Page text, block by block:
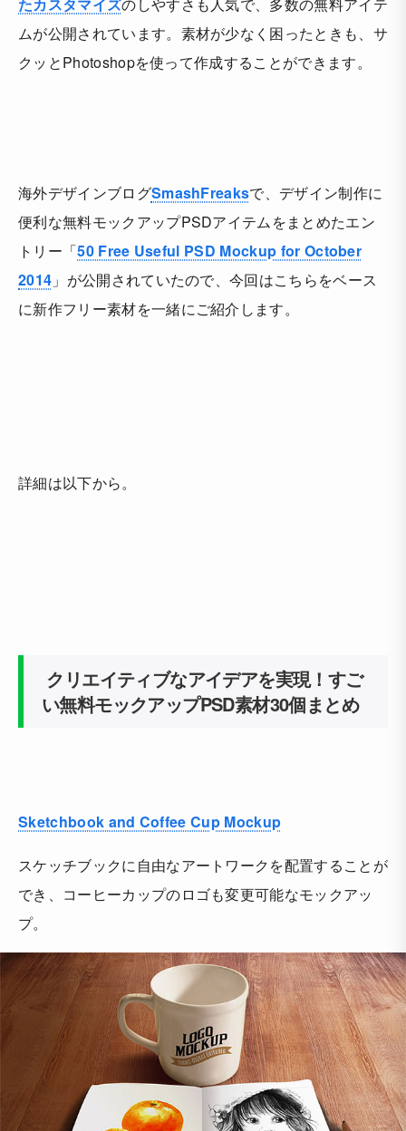
ムが公開されています。素材が少なく困ったときも、サ
クッとPhotoshopを使って作成することができます。
海外デザインブログSmashFreaksで、デザイン制作に
便利な無料モックアップPSDアイテムをまとめたエン
トリー「50 Free Useful PSD Mockup for October
2014 」が公開されていたので、今回はこちらをベース
に新作フリー素材を一緒にご紹介します。
詳細は以下から。
クリエイティブなアイデアを実現！すご
い無料モックアップPSD素材30個まとめ
Sketchbook and Coffee Cup Mockup
スケッチブックに自由なアートワークを配置することが
でき、コーヒーカップのロゴも変更可能なモックアッ
プ。